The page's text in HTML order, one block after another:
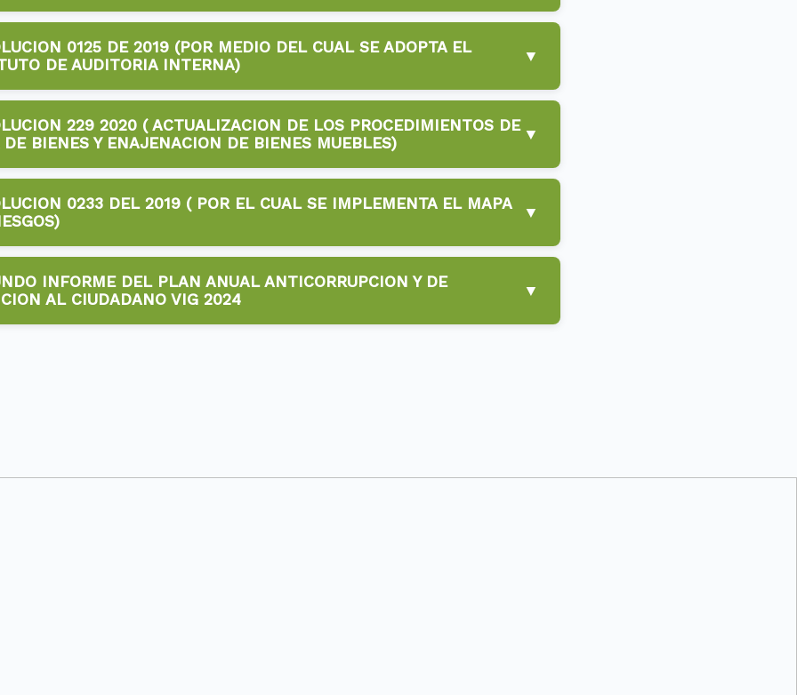
📥 Descargar0125 DE 2019 (POR MEDIO DEL CUAL SE ADOPTA EL
DE AUDITORIA INTERNA)
▼
📥 Descargar229 2020 ( ACTUALIZACION DE LOS PROCEDIMIENTOS DE
DE BIENES Y ENAJENACION DE BIENES MUEBLES)
▼
📥 Descargar0233 DEL 2019 ( POR EL CUAL SE IMPLEMENTA EL MAPA
▼
📥 Descargar
INFORME DEL PLAN ANUAL ANTICORRUPCION Y DE
AL CIUDADANO VIG 2024
▼